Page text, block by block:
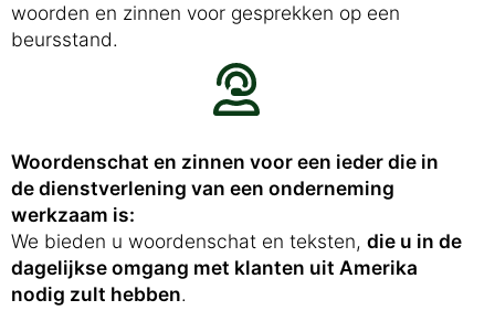
woorden en zinnen voor gesprekken op een
beursstand.
Woordenschat en zinnen voor een ieder die in
de dienstverlening van een onderneming
werkzaam is:
We bieden u woordenschat en teksten, die u in de
dagelijkse omgang met klanten uit Amerika
nodig zult hebben.